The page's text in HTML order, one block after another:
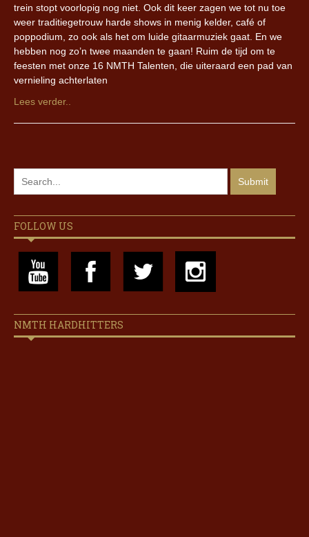
trein stopt voorlopig nog niet. Ook dit keer zagen we tot nu toe
weer traditiegetrouw harde shows in menig kelder, café of
poppodium, zo ook als het om luide gitaarmuziek gaat. En we
hebben nog zo’n twee maanden te gaan! Ruim de tijd om te
feesten met onze 16 NMTH Talenten, die uiteraard een pad van
vernieling achterlaten
Lees verder..
FOLLOW US
NMTH HARDHITTERS